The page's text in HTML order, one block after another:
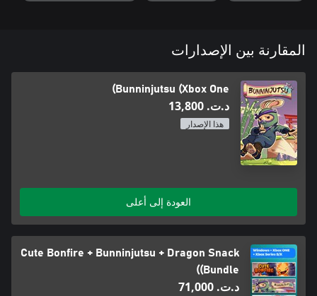
المقارنة بين الإصدارات
Bunninjutsu (Xbox One)
د.ت.‏ 13,800
هذا الإصدار
العودة إلى أعلى
Cute Bonfire + Bunninjutsu + Dragon Snack
(Bundle)
د.ت.‏ 71,000